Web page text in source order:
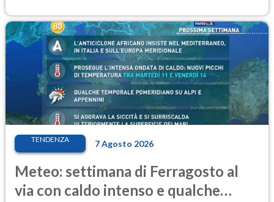
TENDENZA 7 Agosto 2026
Meteo: settimana di Ferragosto al
via con caldo intenso e qualche